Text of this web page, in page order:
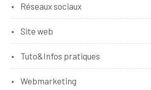
Réseaux sociaux
Site web
Tuto&Infos pratiques
Webmarketing